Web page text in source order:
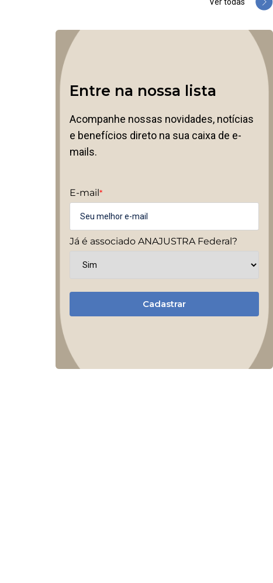
Entre na nossa lista
Acompanhe nossas novidades, notícias
e benefícios direto na sua caixa de e-
mails.
E-mail *
Já é associado ANAJUSTRA Federal?
Cadastrar